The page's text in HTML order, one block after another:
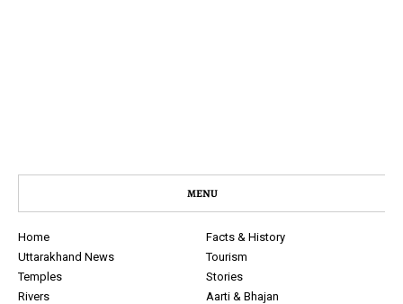
MENU
Home
Facts & History
Uttarakhand News
Tourism
Temples
Stories
Rivers
Aarti & Bhajan